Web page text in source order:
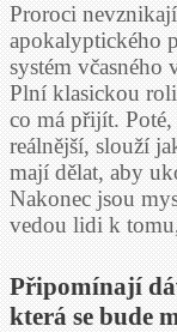
Proroci
apokalyptického
systém včasného
Plní klasickou
co má přijít. Poté,
reálnější, slouží
mají dělat, aby
Nakonec jsou
vedou lidi k
Připomínají
která se bude